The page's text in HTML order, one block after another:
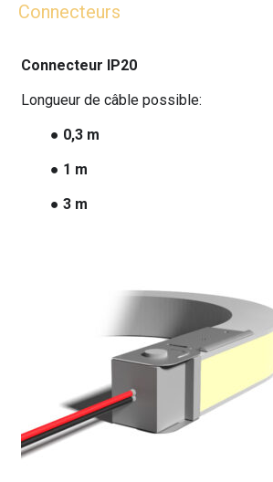
Connecteurs
Connecteur IP20
Longueur de câble possible:
● 0,3 m
● 1 m
● 3 m